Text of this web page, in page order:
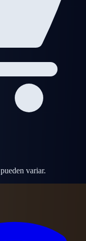
variar.